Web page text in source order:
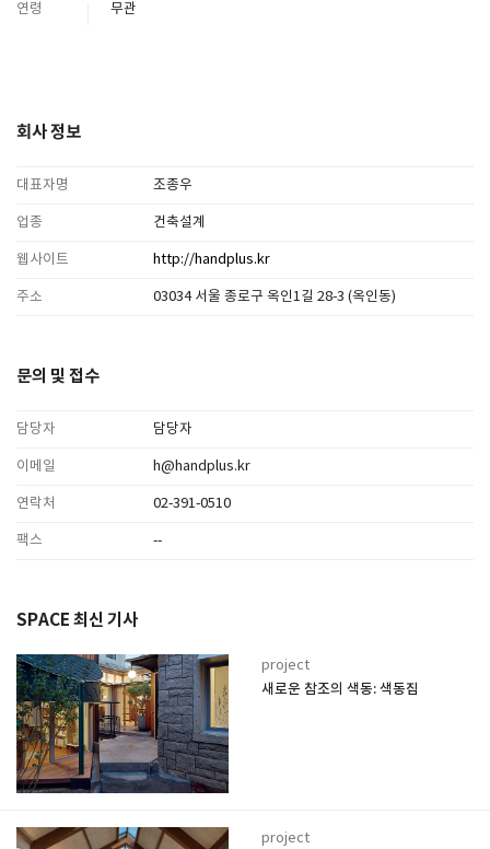
연령
무관
회사 정보
대표자명 조종우
업종 건축설계
웹사이트 http://handplus.kr
주소 03034 서울 종로구 옥인1길 28-3 (옥인동)
문의 및 접수
담당자 담당자
이메일 h@handplus.kr
연락처 02-391-0510
팩스 --
SPACE 최신 기사
project
새로운 참조의 색동: 색동집
project